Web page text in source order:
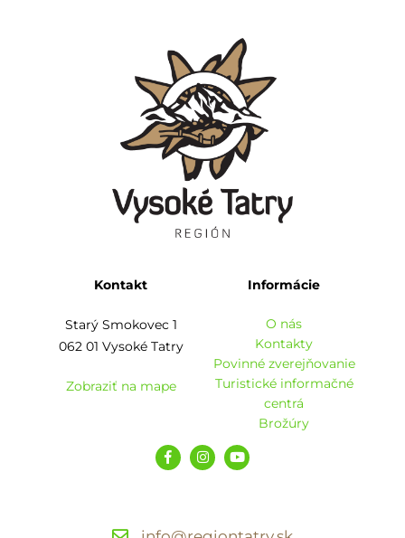
Kontakt
Starý Smokovec 1
062 01 Vysoké Tatry
Zobraziť na mape
Informácie
O nás
Kontakty
Povinné zverejňovanie
Turistické informačné
centrá
Brožúry